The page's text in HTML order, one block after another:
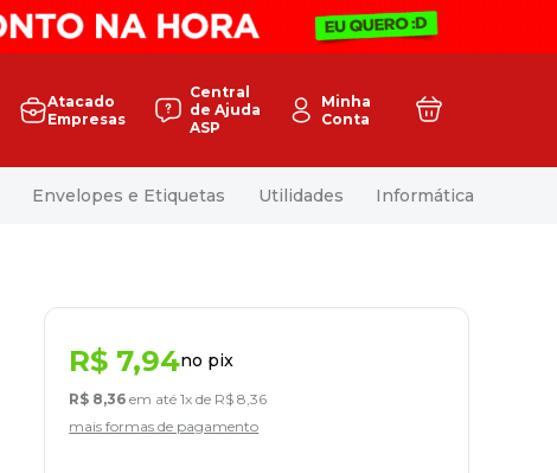
Atacado
Empresas
Central
de Ajuda
ASP
Minha
Conta
Envelopes e Etiquetas Utilidades Informática
R$ 7,94no pix
R$ 8,36 em até1x de R$ 8 ,36
mais formas de pagamento